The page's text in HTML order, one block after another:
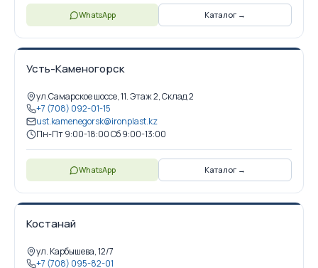
WhatsApp Каталог →
Усть-Каменогорск
ул.Самарское шоссе, 11. Этаж 2, Склад 2
+7 (708) 092-01-15
ust.kamenegorsk@ironplast.kz
Пн-Пт 9:00-18:00 Сб 9:00-13:00
WhatsApp Каталог →
Костанай
ул. Карбышева, 12/7
+7 (708) 095-82-01